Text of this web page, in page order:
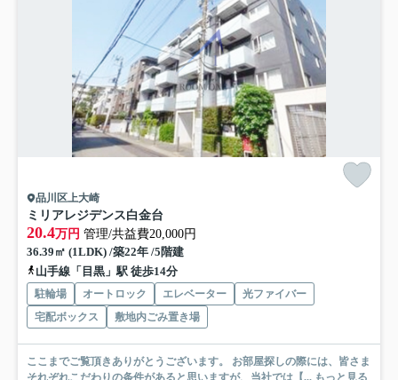
品川区上大崎
ミリアレジデンス白金台
20.4万円 管理/共益費20,000円
36.39㎡ (1LDK) /築22年 /5階建
山手線「目黒」駅 徒歩14分
駐輪場 オートロック エレベーター
光ファイバー
宅配ボックス
敷地内ごみ置き場
ここまでご覧頂きありがとうございます。 お部屋探しの際には、皆さま